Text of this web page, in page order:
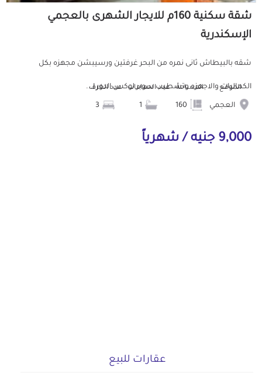
شقة سكنية 160م للايجار الشهرى بالعجمي
الإسكندرية
شقه بالبيطاش ثانى نمره من البحر غرفتين ورسيبشن مجهزه بكل
الكماليات والاجهزه وتشطيب سوبر لوكس الدور ا...
الموقع
العجمي
المساحة عدد الحمامات عدد الغرف
9,000 جنيه / شهرياً
عقارات للبيع